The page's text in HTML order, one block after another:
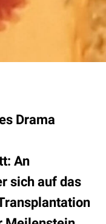
Drama
An
sich auf das